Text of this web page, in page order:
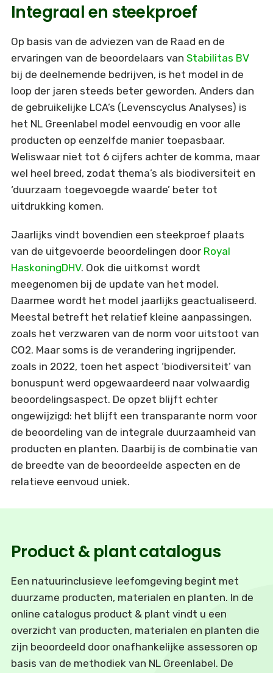
Integraal en steekproef
Op basis van de adviezen van de Raad en de
ervaringen van de beoordelaars van Stabilitas BV
bij de deelnemende bedrijven, is het model in de
loop der jaren steeds beter geworden. Anders dan
de gebruikelijke LCA’s (Levenscyclus Analyses) is
het NL Greenlabel model eenvoudig en voor alle
producten op eenzelfde manier toepasbaar.
Weliswaar niet tot 6 cijfers achter de komma, maar
wel heel breed, zodat thema’s als biodiversiteit en
‘duurzaam toegevoegde waarde’ beter tot
uitdrukking komen.
Jaarlijks vindt bovendien een steekproef plaats
van de uitgevoerde beoordelingen door Royal
HaskoningDHV. Ook die uitkomst wordt
meegenomen bij de update van het model.
Daarmee wordt het model jaarlijks geactualiseerd.
Meestal betreft het relatief kleine aanpassingen,
zoals het verzwaren van de norm voor uitstoot van
CO2. Maar soms is de verandering ingrijpender,
zoals in 2022, toen het aspect ‘biodiversiteit’ van
bonuspunt werd opgewaardeerd naar volwaardig
beoordelingsaspect. De opzet blijft echter
ongewijzigd: het blijft een transparante norm voor
de beoordeling van de integrale duurzaamheid van
producten en planten. Daarbij is de combinatie van
de breedte van de beoordeelde aspecten en de
relatieve eenvoud uniek.
Product & plant catalogus
Een natuurinclusieve leefomgeving begint met
duurzame producten, materialen en planten. In de
online catalogus product & plant vindt u een
overzicht van producten, materialen en planten die
zijn beoordeeld door onafhankelijke assessoren op
basis van de methodiek van NL Greenlabel. De